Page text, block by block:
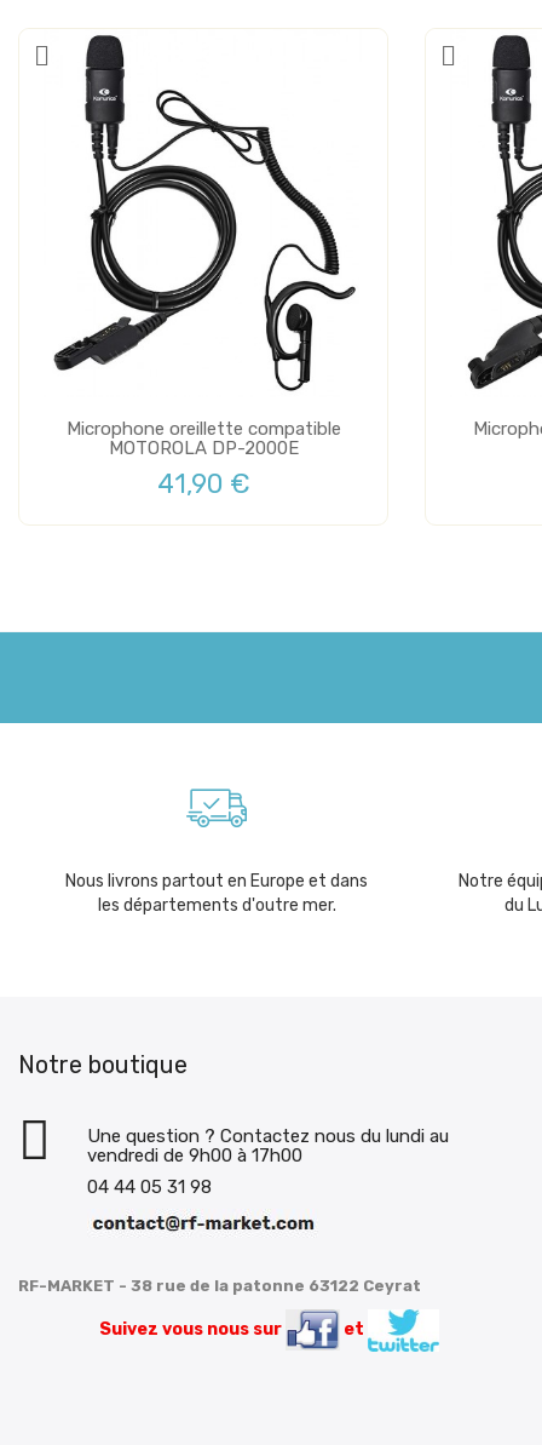
Microphone oreillette compatible
MOTOROLA DP-2000E
41,90 €
Nous livrons partout en Europe et dans
les départements d'outre mer.
Notre
du
Notre boutique
Une question ? Contactez nous du lundi au
vendredi de 9h00 à 17h00
04 44 05 31 98
RF-MARKET - 38 rue de la patonne 63122 Ceyrat
Suivez vous nous sur et